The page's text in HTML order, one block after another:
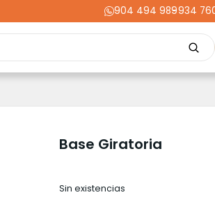
904 494 989
-934
Dental Industria Liquidaciones
Base Giratoria
Sin existencias